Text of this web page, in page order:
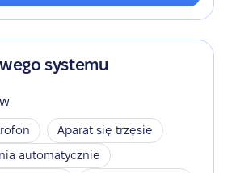
systemu
Aparat się trzęsie
automatycznie